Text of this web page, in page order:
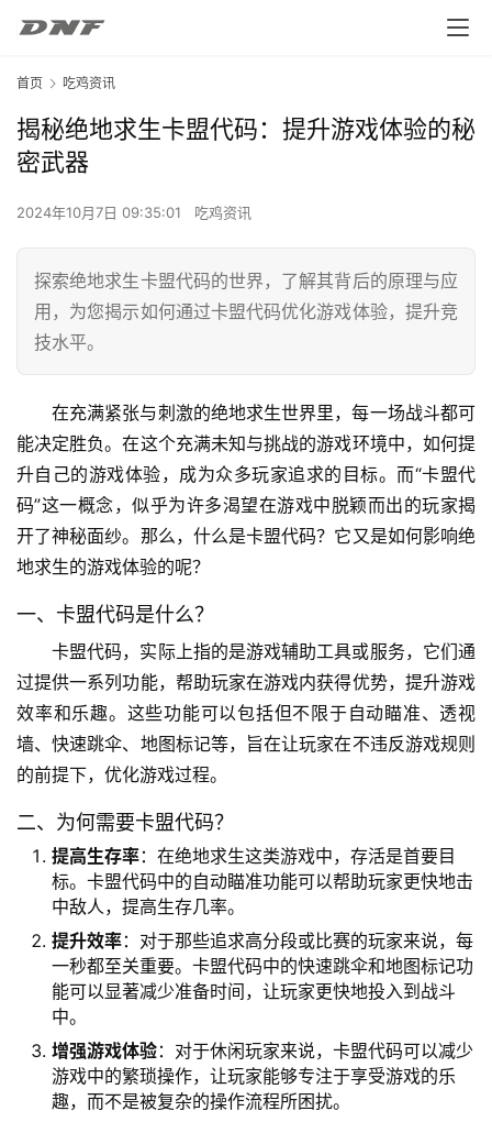
首页 吃鸡资讯
揭秘绝地求生卡盟代码：提升游戏体验的秘
密武器
2024年10月7日 09:35:01 吃鸡资讯
探索绝地求生卡盟代码的世界，了解其背后的原理与应
用，为您揭示如何通过卡盟代码优化游戏体验，提升竞
技水平。
在充满紧张与刺激的绝地求生世界里，每一场战斗都可
能决定胜负。在这个充满未知与挑战的游戏环境中，如何提
升自己的游戏体验，成为众多玩家追求的目标。而“卡盟代
码”这一概念，似乎为许多渴望在游戏中脱颖而出的玩家揭
开了神秘面纱。那么，什么是卡盟代码？它又是如何影响绝
地求生的游戏体验的呢？
一、卡盟代码是什么？
卡盟代码，实际上指的是游戏辅助工具或服务，它们通
过提供一系列功能，帮助玩家在游戏内获得优势，提升游戏
效率和乐趣。这些功能可以包括但不限于自动瞄准、透视
墙、快速跳伞、地图标记等，旨在让玩家在不违反游戏规则
的前提下，优化游戏过程。
二、为何需要卡盟代码？
提高生存率：在绝地求生这类游戏中，存活是首要目
标。卡盟代码中的自动瞄准功能可以帮助玩家更快地击
中敌人，提高生存几率。
提升效率：对于那些追求高分段或比赛的玩家来说，每
一秒都至关重要。卡盟代码中的快速跳伞和地图标记功
能可以显著减少准备时间，让玩家更快地投入到战斗
中。
增强游戏体验：对于休闲玩家来说，卡盟代码可以减少
游戏中的繁琐操作，让玩家能够专注于享受游戏的乐
趣，而不是被复杂的操作流程所困扰。